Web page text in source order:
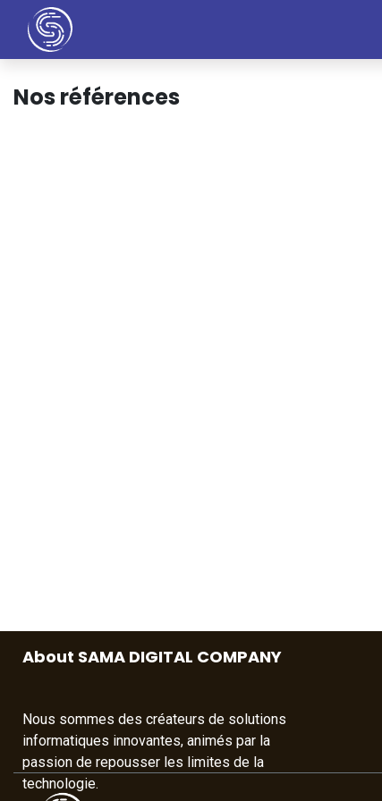
Nos références
About SAMA DIGITAL COMPANY
Nous sommes des créateurs de solutions
informatiques innovantes, animés par la
passion de repousser les limites de la
technologie.​